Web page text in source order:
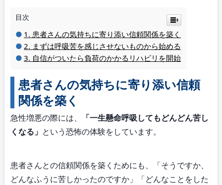
目次
患者さんの気持ちに寄り添い信頼関係を築く
まずは呼吸苦を感じさせないものから始める
自信がついたら負荷のかかるリハビリを開始
患者さんの気持ちに寄り添い信頼
関係を築く
急性増悪の際には、
「一生懸命呼吸してもどんどん苦し
くなる」 という恐怖の体験をしています。
患者さんとの信頼関係を築くためにも、「そうですか、
どんなふうに苦しかったのですか」「どんなことをした